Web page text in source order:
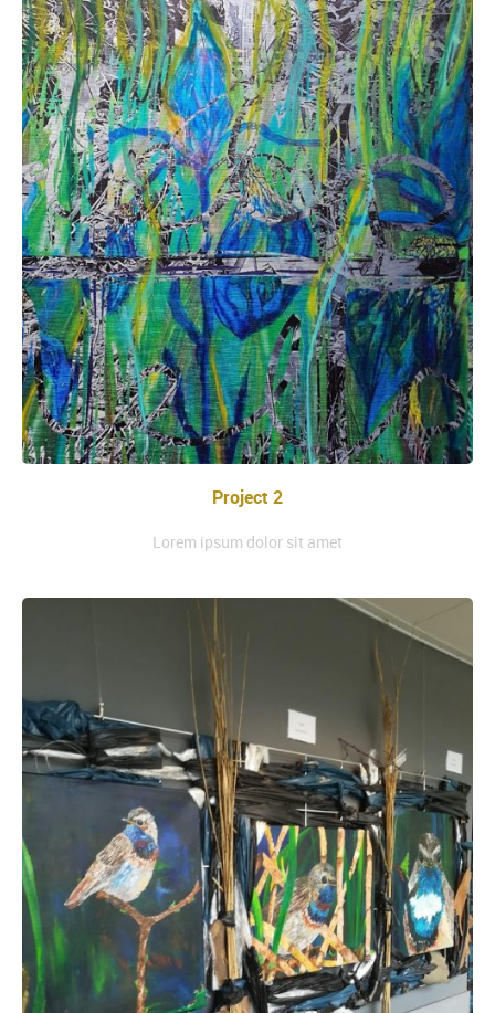
Project 2
Lorem ipsum dolor sit amet